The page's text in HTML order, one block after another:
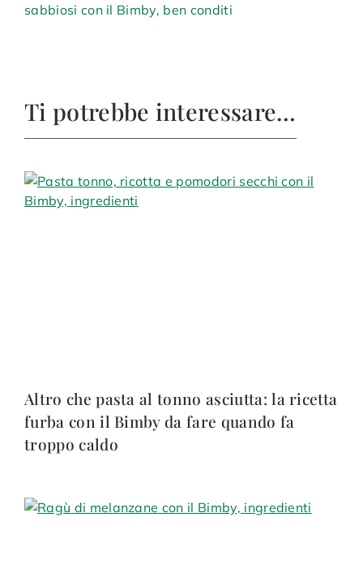
sabbiosi con il Bimby, ben conditi
Ti potrebbe interessare…
Altro che pasta al tonno asciutta: la ricetta
furba con il Bimby da fare quando fa
troppo caldo